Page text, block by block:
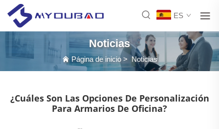
ES
Noticias
Página de inicio>Noticias
¿Cuáles Son Las Opciones De Personalización
Para Armarios De Oficina?